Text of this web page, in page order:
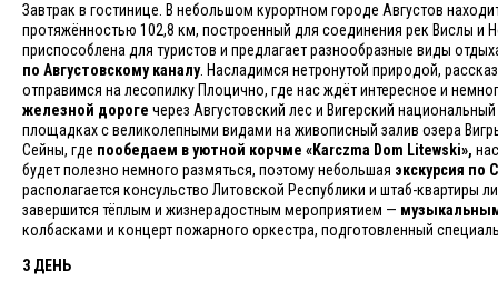
Завтрак в гостинице. В небольшом курортном городе Августов
протяжённостью 102,8 км, построенный для соединения рек Вислы и
приспособлена для туристов и предлагает разнообразные виды
по Августовскому каналу. Насладимся нетронутой природой,
отправимся на лесопилку Плоцично, где нас ждёт интересное и
железной дороге через Августовский лес и Вигерский
площадках с великолепными видами на живописный залив озера
Сейны, где пообедаем в уютной корчме «Karczma Dom Litewski»,
будет полезно немного размяться, поэтому небольшая экскурсия по
располагается консульство Литовской Республики и штаб-квартиры
завершится тёплым и жизнерадостным мероприятием —
колбасками и концерт пожарного оркестра, подготовленный
3 ДЕНЬ